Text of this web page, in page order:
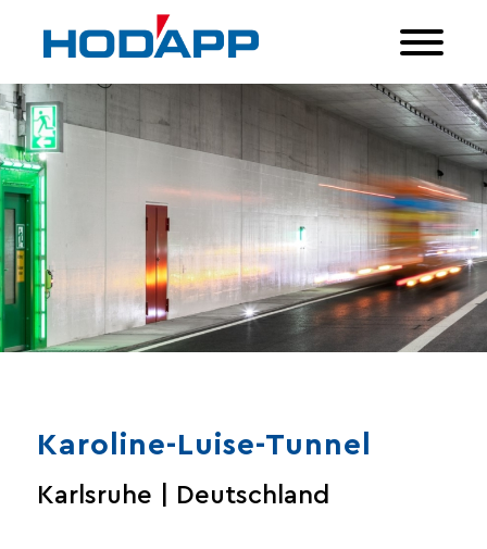
Karoline-Luise-Tunnel
Karlsruhe | Deutschland